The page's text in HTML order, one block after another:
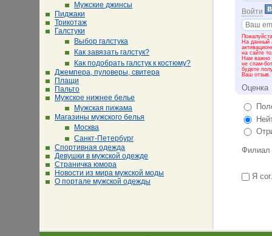
Мужские джинсы
Пиджаки
Трикотаж
Галстуки
Выбор галстука
Как завязать галстук?
Как подобрать галстук к костюму?
Джемпера, пуловеры, свитера
Плащи
Пальто
Мужское нижнее белье
Мужская пижама
Магазины мужского белья
Москва
Санкт-Петербург
Спортивная одежда
Девушки в мужской одежде
Страничка юмора
Новости из мира мужской моды
О портале мужской одежды
Войти
На данный
на сайте
Нам важно
не спам-
будете
Ваш отзыв.
Оценка
Филиал
Я